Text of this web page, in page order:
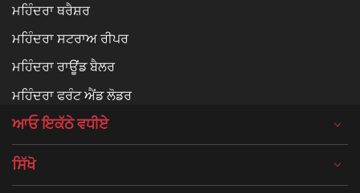
ਮਹਿੰਦਰਾ ਥਰੈਸ਼ਰ
ਮਹਿੰਦਰਾ ਸਟਰਾਅ ਰੀਪਰ
ਮਹਿੰਦਰਾ ਰਾਊਂਡ ਬੈਲਰ
ਮਹਿੰਦਰਾ ਫਰੰਟ ਐਂਡ ਲੋਡਰ
ਆਓ ਇਕੱਠੇ ਵਧੀਏ
ਸਿੱਖੋ